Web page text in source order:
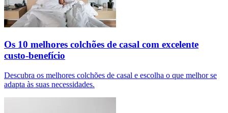
Os 10 melhores colchões de casal com excelente
custo-benefício
Descubra os melhores colchões de casal e escolha o que melhor se
adapta às suas necessidades.